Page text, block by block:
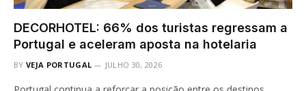
DECORHOTEL: 66% dos turistas regressam a
Portugal e aceleram aposta na hotelaria
BY VEJA PORTUGAL JULHO 30, 2026